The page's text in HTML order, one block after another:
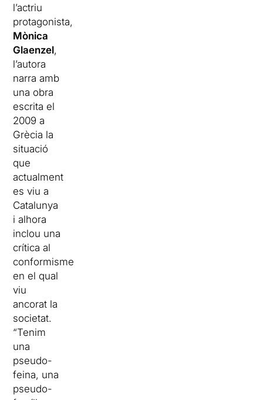
l’actriu
protagonista,
Mònica
Glaenzel,
l’autora
narra amb
una obra
escrita el
2009 a
Grècia la
situació
que
actualment
es viu a
Catalunya
i alhora
inclou una
crítica al
conformisme
en el qual
viu
ancorat la
societat.
“Tenim
una
pseudo-
feina, una
pseudo-